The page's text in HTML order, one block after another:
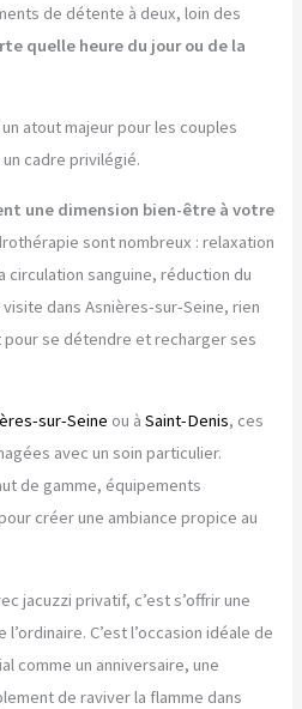
de détente à deux, loin des
quelle heure du jour ou de la
atout majeur pour les couples
cadre privilégié.
une dimension bien-être à votre
sont nombreux : relaxation
circulation sanguine, réduction du
dans Asnières-sur-Seine, rien
pour se détendre et recharger ses
sur-Seine ou àSaint-Denis, ces
avec un soin particulier.
de gamme, équipements
créer une ambiance propice au
jacuzzi privatif, c’est s’offrir une
C’est l’occasion idéale de
comme un anniversaire, une
de raviver la flamme dans